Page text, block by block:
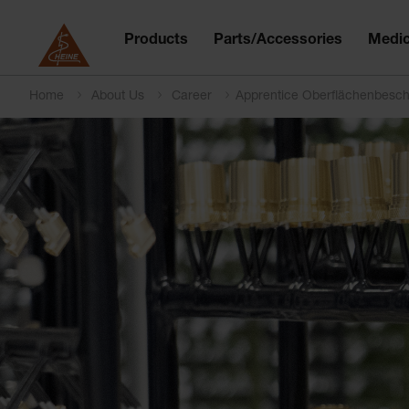
Products Parts/Accessories
Home About Us Career Apprentice